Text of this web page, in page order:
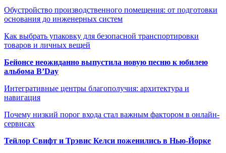
Обустройство производственного помещения: от подготовки
основания до инженерных систем
Как выбрать упаковку для безопасной транспортировки
товаров и личных вещей
Бейонсе неожиданно выпустила новую песню к юбилею
альбома B’Day
Интегративные центры благополучия: архитектура и
навигация
Почему низкий порог входа стал важным фактором в онлайн-
сервисах
Тейлор Свифт и Трэвис Келси поженились в Нью-Йорке